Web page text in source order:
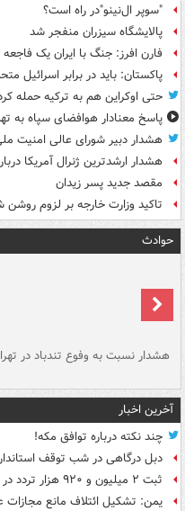
"سوپر ال‌نینو"در راه است؟
پالایشگاه سیزران منفجر شد
فارن افرز: جنگ با ایران یک
پاکستان: باید در برابر اسرائیل
حتی اوکراین هم به ترکیه حمله
پاسخ معنادار هوافضای سپاه به
هشدار دبیر شورای عالی امنیت
هشدار ارشدترین ژنرال آمریکا
مقصد جدید پسر زیدان
تاکید وزارت خارجه بر لزوم
حوادث
هشدار نسبت به وفوع تندباد در
آخرین اخبار
چند نکته درباره توافق مکه!
دبل درگاهی در شب توقف
ثبت ۲ میلیون و ۹۲۰ هزار تردد در مرز مهران طی ایام اربعین
یمن: تشکیل ائتلاف مانع